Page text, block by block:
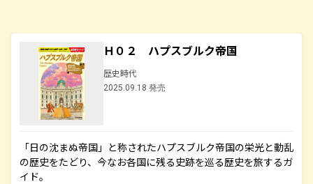
Ｈ０２ ハプスブルク帝国
歴史時代
2025.09.18 発売
「日の沈まぬ帝国」と称されたハプスブルク帝国の栄光と動乱
の歴史をたどり、今なお各国に残る史跡を巡る歴史を旅するガ
イド。